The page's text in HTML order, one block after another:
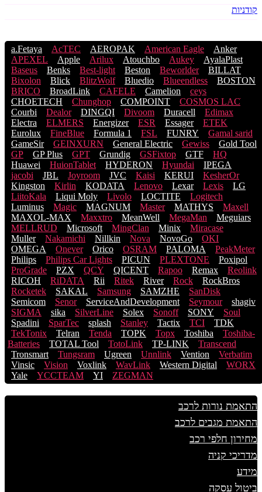
קודניות
a.Fetaya AcTEC AEROPAK American Eagle
Anker
APEXEL
Apple Arilux Atouchbo Aukey
AyalaPlast
Baseus
Benks Best-light Beston Beworlder
BILLAT
Bixolon
Blick BlitzWolf Bluedio Blueendless
BOSTON
BRICO
BroadLink CAFELE Camelion
ceys
CHOETECH
Chunghop COMPOINT
COSMOS LACֹ
Courbi
Dealor DINGQI Divoom Duracell
Edimax
Electra
ELMERS Energizer ESR Essager
ETEK
Eurolux
FineBlue Formula 1 FSL FUNRY
Gamal sarid
GameSir
GEINXURN General Electric Gewiss
Gold Tool
GP
GP Plus GPT Grundig GSFixtop GTF
HQ
Huawei
HuionTablet HYDERON Hyundai
IPEGA
jacobi
JBL Joyroom JVC Kaisi KERUI
KesherOr
Kingston
Kirlin KODATA Lenovo Lexar Lexis
LG
LiitoKala
Liqui Moly Livolo LOCTITE
Logitech
Luminus
Magic MAGNUM Master MATHYS
Maxell
MAXOL-MAX
Maxxtro MeanWell MegaMan
Meguiars
MELLRUD
Microsoft MingClan Minix
Miracase
Muller
Nakamichi Nillkin Nova NovoGo
OKI
OMEGA
Onever Orico OSRAM PALOMA
PeakMeter
Philips
Philips Car Lights PICUN PLEXTONE
Poxipol
ProGrade
PZX QCY QICENT Rapoo Remax
Reolink
RICOH
RiDATA Rii Ritek River Rock
RockBros
Rocketek
SAKAL Samsung SAMZHE
SanDisk
Semicom
Senor ServiceAndDevelopment Seymour
shagiv
SIGMA
sika SilverLine Solex Sonoff SONY
Soul
Spadini
SparTec splash Stanley Tactix TCI
TDK
TekTonix
Telran Tenda TOPK Topx Toshiba
Toshiba-
Batteries
TOTAL Tool TotoLink TP-LINK
Transcend
Tronsmart
Tungsram Ugreen Unnlink Vention
Verbatim
Vinsic
Vision Voxlink WavLink Western Digital
WORX
Yale
YCCTEAM YI ZEGMAN
התאמת נורות לרכב
התאמת מגבים לרכב
מחירון חלפי רכב
מדריכי קניה
מידע
ביטול עסקה